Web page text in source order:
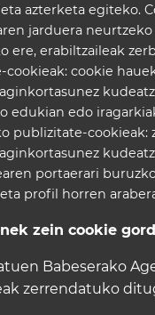
azterketa egiteko.
jarduera
ere, erabiltzaileak
cookieak: cookie
edukian edo
publizitate-
portaerari
profil horren
zein cookie
Babeserako
zerrendatuko